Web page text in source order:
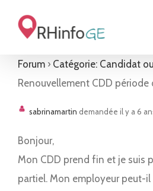
Forum › Catégorie: Candidat
Renouvellement CDD
sabrinamartin demandée il y a 6
Bonjour,
Mon CDD prend fin et je suis
partiel. Mon employeur peut-il